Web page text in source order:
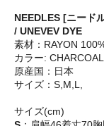
NEEDLES [ニード
/ UNEVEV DYE
素材：RAYON
カラー: CHARCOAL
原産国：日本
サイズ：S,M,L,
サイズ(cm)